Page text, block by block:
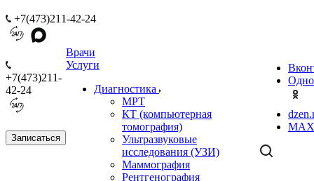
+7(473)211-42-24
+7(473)211-
42-24
Записаться
Врачи
Услуги
Диагностика
МРТ
КТ (компьютерная
томография)
Ультразвуковые
исследования (УЗИ)
Маммография
Рентгенография